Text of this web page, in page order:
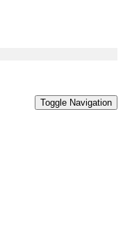
Toggle Navigation